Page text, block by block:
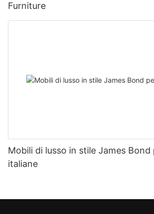
Furniture
Mobili di lusso in stile James Bond
italiane